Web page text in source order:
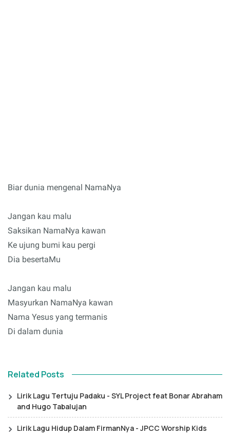
Biar dunia mengenal NamaNya
Jangan kau malu
Saksikan NamaNya kawan
Ke ujung bumi kau pergi
Dia besertaMu
Jangan kau malu
Masyurkan NamaNya kawan
Nama Yesus yang termanis
Di dalam dunia
Related Posts
Lirik Lagu Tertuju Padaku - SYL Project feat Bonar Abraham
and Hugo Tabalujan
Lirik Lagu Hidup Dalam FirmanNya - JPCC Worship Kids